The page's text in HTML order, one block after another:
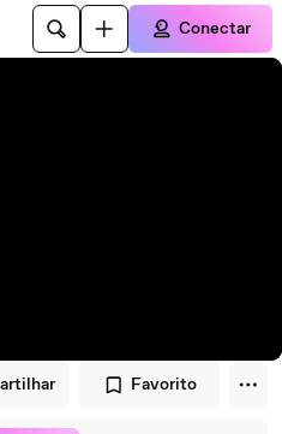
Conectar
Favorito